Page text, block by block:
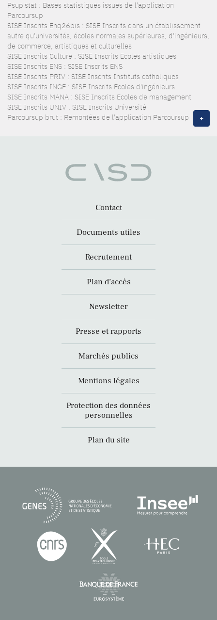
Psup'stat : Bases statistiques issues de l'application
Parcoursup
SISE Inscrits Enq26bis : SISE Inscrits dans un établissement
autre qu'universités, écoles normales supérieures, d'ingénieurs,
de commerce, artistiques et culturelles
SISE Inscrits Culture : SISE Inscrits Ecoles artistiques
SISE Inscrits ENS : SISE Inscrits ENS
SISE Inscrits PRIV : SISE Inscrits Instituts catholiques
SISE Inscrits INGE : SISE Inscrits Ecoles d'ingénieurs
SISE Inscrits MANA : SISE Inscrits Ecoles de management
SISE Inscrits UNIV : SISE Inscrits Université
Parcoursup brut : Remontées de l'application Parcoursup
+
Contact
Documents utiles
Recrutement
Plan d’accès
Newsletter
Presse et rapports
Marchés publics
Mentions légales
Protection des données
personnelles
Plan du site